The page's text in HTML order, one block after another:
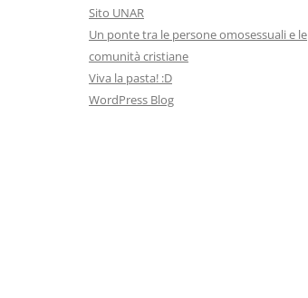
Sito UNAR
Un ponte tra le persone omosessuali e le
comunità cristiane
Viva la pasta! :D
WordPress Blog